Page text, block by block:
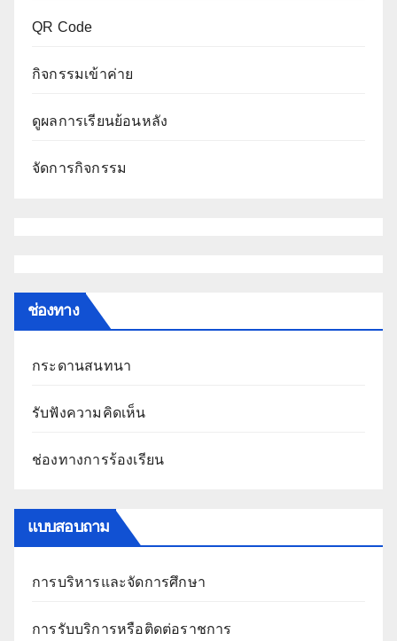
QR Code
กิจกรรมเข้าค่าย
ดูผลการเรียนย้อนหลัง
จัดการกิจกรรม
ช่องทาง
กระดานสนทนา
รับฟังความคิดเห็น
ช่องทางการร้องเรียน
แบบสอบถาม
การบริหารและจัดการศึกษา
การรับบริการหรือติดต่อราชการ